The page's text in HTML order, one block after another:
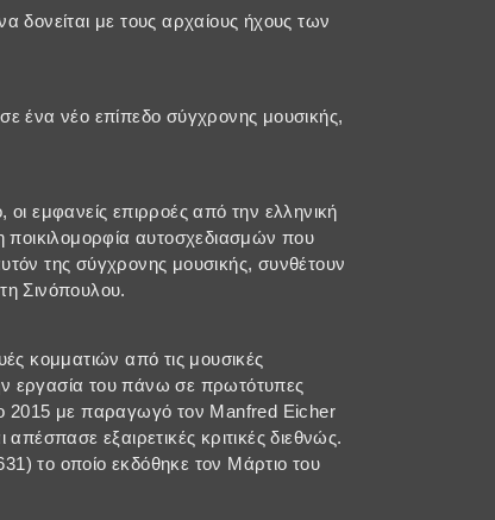
δονείται με τους αρχαίους ήχους των
ένα νέο επίπεδο σύγχρονης μουσικής,
εμφανείς επιρροές από την ελληνική
ποικιλομορφία αυτοσχεδιασμών που
της σύγχρονης μουσικής, συνθέτουν
Σινόπουλου.
κομματιών από τις μουσικές
εργασία του πάνω σε πρωτότυπες
2015 με παραγωγό τον Manfred Eicher
εξαιρετικές κριτικές διεθνώς.
το οποίο εκδόθηκε τον Μάρτιο του